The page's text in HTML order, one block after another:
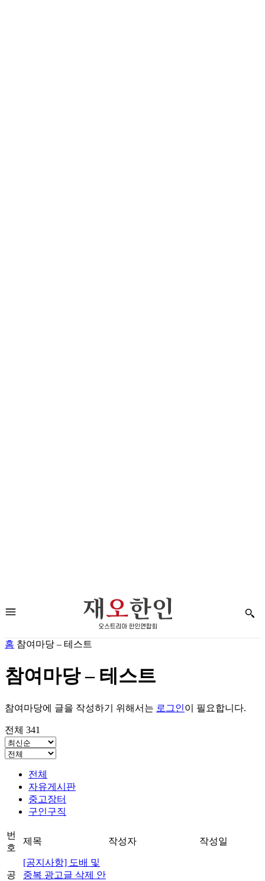
홈 참여마당 – 테스트
참여마당 – 테스트
참여마당에 글을 작성하기 위해서는 로그인이 필요합니다.
전체 341
전체
자유게시판
중고장터
구인구직
번
호
제목 작성자 작성일
공
[공지사항] 도배 및
중복 광고글 삭제 안